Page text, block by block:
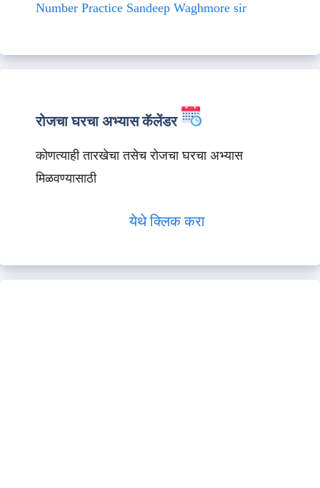
Number Practice Sandeep Waghmore sir
रोजचा घरचा अभ्यास कॅलेंडर
कोणत्याही तारखेचा तसेच रोजचा घरचा अभ्यास
मिळवण्यासाठी
येथे क्लिक करा